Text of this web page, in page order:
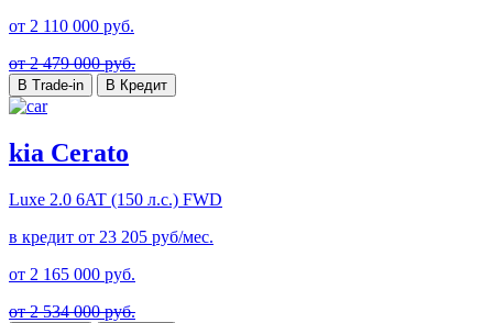
от 2 110 000 руб.
от 2 479 000 руб.
В Trade-in В Кредит
kia Cerato
Luxe 2.0 6AT (150 л.с.) FWD
в кредит от 23 205 руб/мес.
от 2 165 000 руб.
от 2 534 000 руб.